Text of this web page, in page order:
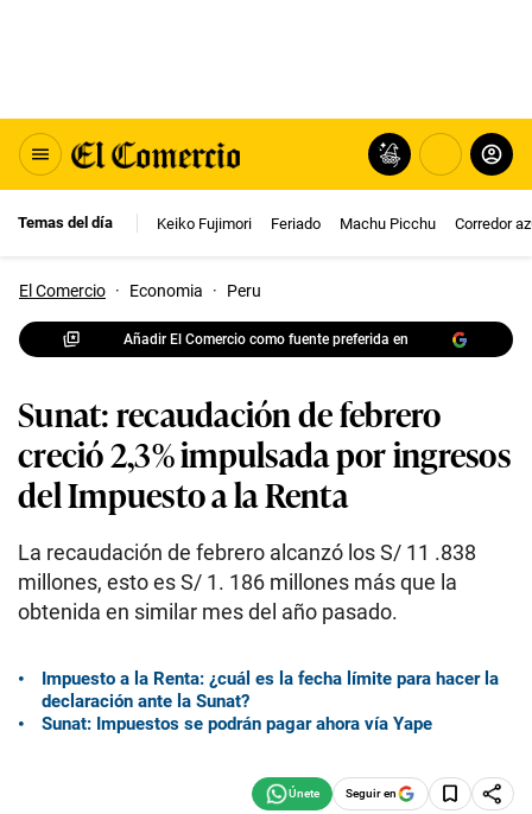
Temas del día Keiko Fujimori Feriado Machu Picchu Corredor
El Comercio · Economia · Peru
Añadir El Comercio como fuente preferida en
Sunat: recaudación de febrero
creció 2,3% impulsada por ingresos
del Impuesto a la Renta
La recaudación de febrero alcanzó los S/ 11 .838
millones, esto es S/ 1. 186 millones más que la
obtenida en similar mes del año pasado.
Impuesto a la Renta: ¿cuál es la fecha límite para hacer la
declaración ante la Sunat?
Sunat: Impuestos se podrán pagar ahora vía Yape
Seguir en